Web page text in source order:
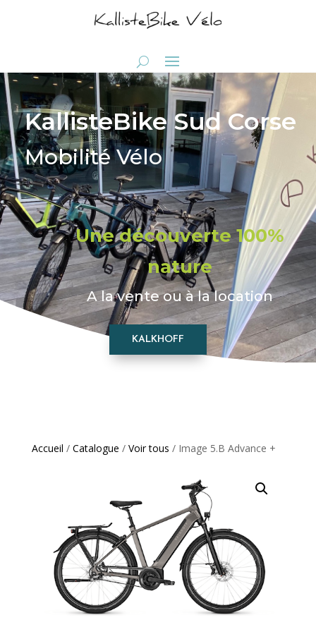
KallisteBike Sud Corse
Mobilité Vélo
Une découverte 100%
nature
A la vente ou à la location
KALKHOFF
Accueil / Catalogue / Voir tous / Image 5.B Advance +